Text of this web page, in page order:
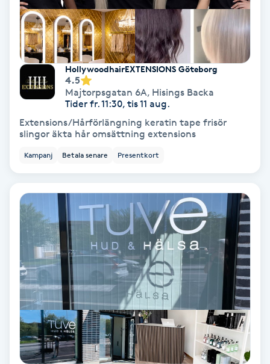
Extensions
Extensions borttagning
Eyeliner-tatuering
Face framing
Faceliftmassage
Fet hårbotten
Fettreducering
Fibromassage
Fillers
Fotmassage
HollywoodhairEXTENSIONS Göteborg
4.5
Majtorpsgatan 6A, Hisings Backa
Tider fr. 11:30, tis 11 aug.
Extensions/Hårförlängning keratin tape frisör
slingor äkta hår omsättning extensions
Kampanj Betala senare Presentkort